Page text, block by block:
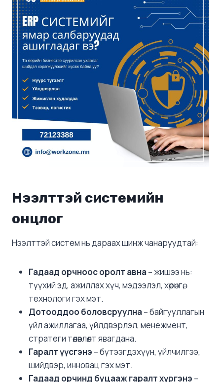
Нээлттэй системийн
онцлог
Нээлттэй систем нь дараах шинж чанаруудтай:
Гадаад орчноос оролт авна– жишээ нь:
түүхий эд, ажиллах хүч, мэдээлэл, хөрөнгө,
технологи гэх мэт.
Дотооддоо боловсруулна– байгууллагын
үйл ажиллагаа, үйлдвэрлэл, менежмент,
стратеги төлөвлөлт явагдана.
Гаралт үүсгэнэ – бүтээгдэхүүн, үйлчилгээ,
шийдвэр, инновац гэх мэт.
Гадаад орчинд буцааж гаралт хүргэнэ –